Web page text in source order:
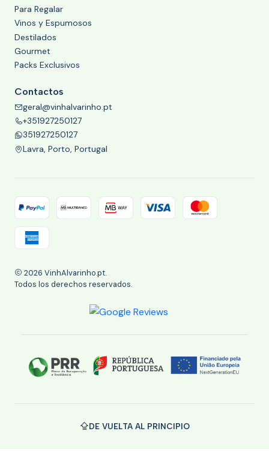
Para Regalar
Vinos y Espumosos
Destilados
Gourmet
Packs Exclusivos
Contactos
geral@vinhalvarinho.pt
+351927250127
351927250127
Lavra, Porto, Portugal
2026 VinhAlvarinho.pt.
Todos los derechos reservados.
DE VUELTA AL PRINCIPIO